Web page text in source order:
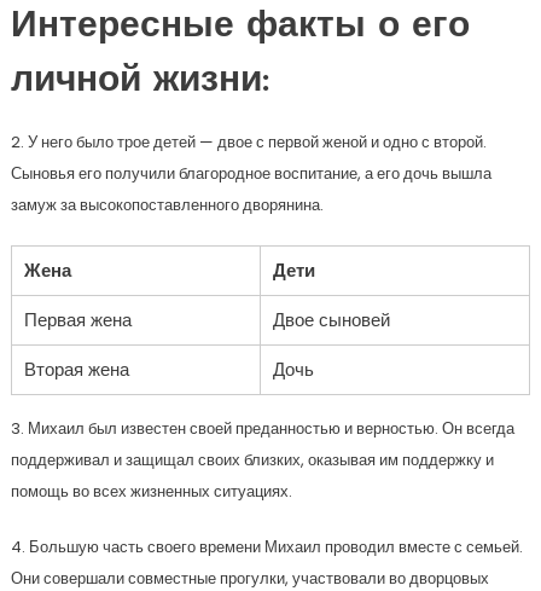
Интересные факты о его
личной жизни:
2. У него было трое детей — двое с первой женой и одно с второй.
Сыновья его получили благородное воспитание, а его дочь вышла
замуж за высокопоставленного дворянина.
Жена
Дети
Первая жена
Двое сыновей
Вторая жена
Дочь
3. Михаил был известен своей преданностью и верностью. Он всегда
поддерживал и защищал своих близких, оказывая им поддержку и
помощь во всех жизненных ситуациях.
4. Большую часть своего времени Михаил проводил вместе с семьей.
Они совершали совместные прогулки, участвовали во дворцовых